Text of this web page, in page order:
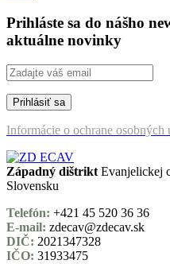
Prihláste sa do nášho
aktuálne novinky
Informácie o ochrane osobných
Západný dištrikt Evanjelickej
Slovensku
Telefón: +421 45 520 36 36
E-mail: zdecav@zdecav.sk
DIČ: 2021347328
IČO: 31933475